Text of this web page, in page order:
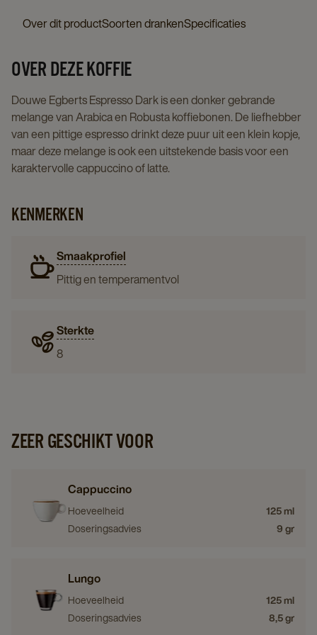
page
Over dit productSoorten drankenSpecificaties
OVER DEZE KOFFIE
Douwe Egberts Espresso Dark is een donker gebrande
melange van Arabica en Robusta koffiebonen. De liefhebber
van een pittige espresso drinkt deze puur uit een klein kopje,
maar deze melange is ook een uitstekende basis voor een
karaktervolle cappuccino of latte.
KENMERKEN
Smaakprofiel
Pittig en temperamentvol
Sterkte
8
ZEER GESCHIKT VOOR
Cappuccino
Hoeveelheid
125 ml
Doseringsadvies
9 gr
Lungo
Hoeveelheid
125 ml
Doseringsadvies
8,5 gr